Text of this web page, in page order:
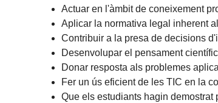
Actuar en l'àmbit de coneixement
Aplicar la normativa legal inherent
Contribuir a la presa de decisions
Desenvolupar el pensament
Donar resposta als problemes
Fer un ús eficient de les TIC en la
Que els estudiants hagin